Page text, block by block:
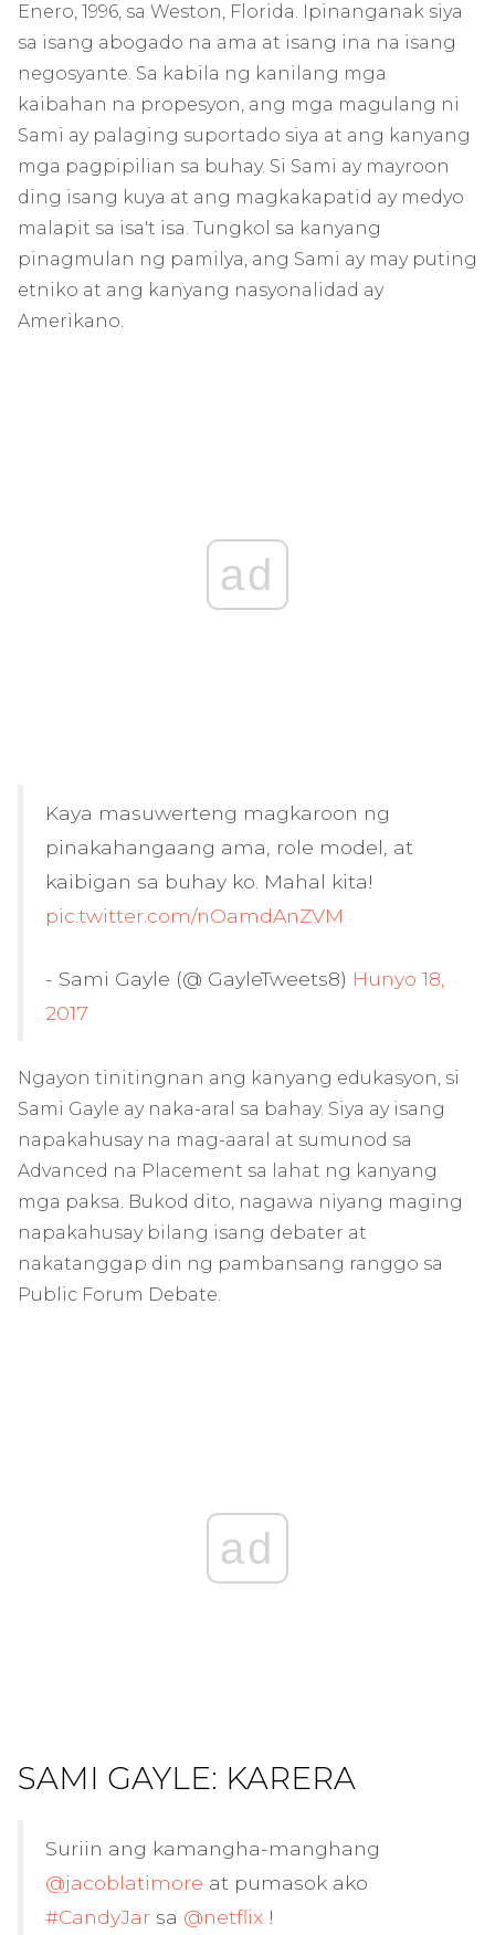
Enero, 1996, sa Weston, Florida. Ipinanganak siya
sa isang abogado na ama at isang ina na isang
negosyante. Sa kabila ng kanilang mga
kaibahan na propesyon, ang mga magulang ni
Sami ay palaging suportado siya at ang kanyang
mga pagpipilian sa buhay. Si Sami ay mayroon
ding isang kuya at ang magkakapatid ay medyo
malapit sa isa't isa. Tungkol sa kanyang
pinagmulan ng pamilya, ang Sami ay may puting
etniko at ang kanyang nasyonalidad ay
Amerikano.
ad
Kaya masuwerteng magkaroon ng
pinakahangaang ama, role model, at
kaibigan sa buhay ko. Mahal kita!
pic.twitter.com/nOamdAnZVM
- Sami Gayle (@ GayleTweets8) Hunyo 18,
2017
Ngayon tinitingnan ang kanyang edukasyon, si
Sami Gayle ay naka-aral sa bahay. Siya ay isang
napakahusay na mag-aaral at sumunod sa
Advanced na Placement sa lahat ng kanyang
mga paksa. Bukod dito, nagawa niyang maging
napakahusay bilang isang debater at
nakatanggap din ng pambansang ranggo sa
Public Forum Debate.
ad
SAMI GAYLE: KARERA
Suriin ang kamangha-manghang
@jacoblatimore at pumasok ako
#CandyJar sa @netflix !